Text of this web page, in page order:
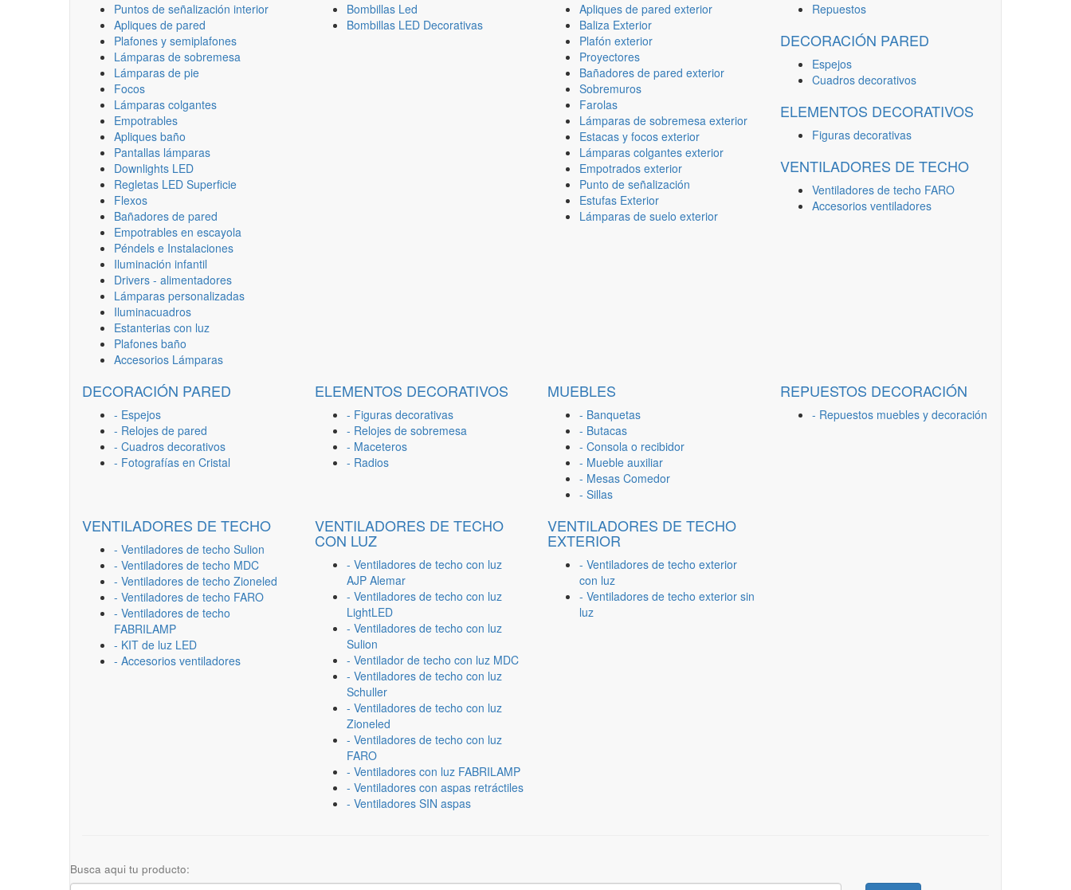
Puntos de señalización interior
Apliques de pared
Plafones y semiplafones
Lámparas de sobremesa
Lámparas de pie
Focos
Lámparas colgantes
Empotrables
Apliques baño
Pantallas lámparas
Downlights LED
Regletas LED Superficie
Flexos
Bañadores de pared
Empotrables en escayola
Péndels e Instalaciones
Iluminación infantil
Drivers - alimentadores
Lámparas personalizadas
Iluminacuadros
Estanterias con luz
Plafones baño
Accesorios Lámparas
Bombillas Led
Bombillas LED Decorativas
Apliques de pared exterior
Baliza Exterior
Plafón exterior
Proyectores
Bañadores de pared exterior
Sobremuros
Farolas
Lámparas de sobremesa exterior
Estacas y focos exterior
Lámparas colgantes exterior
Empotrados exterior
Punto de señalización
Estufas Exterior
Lámparas de suelo exterior
Repuestos
DECORACIÓN PARED
Espejos
Cuadros decorativos
ELEMENTOS DECORATIVOS
Figuras decorativas
VENTILADORES DE TECHO
Ventiladores de techo FARO
Accesorios ventiladores
DECORACIÓN PARED
- Espejos
- Relojes de pared
- Cuadros decorativos
- Fotografías en Cristal
ELEMENTOS DECORATIVOS
- Figuras decorativas
- Relojes de sobremesa
- Maceteros
- Radios
MUEBLES
- Banquetas
- Butacas
- Consola o recibidor
- Mueble auxiliar
- Mesas Comedor
- Sillas
REPUESTOS DECORACIÓN
- Repuestos muebles y decoración
VENTILADORES DE TECHO
- Ventiladores de techo Sulion
- Ventiladores de techo MDC
- Ventiladores de techo Zioneled
- Ventiladores de techo FARO
- Ventiladores de techo
FABRILAMP
- KIT de luz LED
- Accesorios ventiladores
VENTILADORES DE TECHO
CON LUZ
- Ventiladores de techo con luz
AJP Alemar
- Ventiladores de techo con luz
LightLED
- Ventiladores de techo con luz
Sulion
- Ventilador de techo con luz MDC
- Ventiladores de techo con luz
Schuller
- Ventiladores de techo con luz
Zioneled
- Ventiladores de techo con luz
FARO
- Ventiladores con luz FABRILAMP
- Ventiladores con aspas retráctiles
- Ventiladores SIN aspas
VENTILADORES DE TECHO
EXTERIOR
- Ventiladores de techo exterior
con luz
- Ventiladores de techo exterior sin
luz
Busca aqui tu producto: